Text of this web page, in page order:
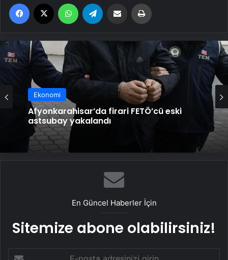
Facebook WhatsApp Email'den paylaş
Ekonomi
Afyonkarahisar’da firari FETÖ’cü eski
Ekonomi
Barış Ekmeği Festivali renkli başladı! 8
ülkeden gelen çocuklar Türk öğrencilerle
dünyaya barış mesajı verdi
En Güncel Haberler İçin
Sitemize abone olabilirsiniz!